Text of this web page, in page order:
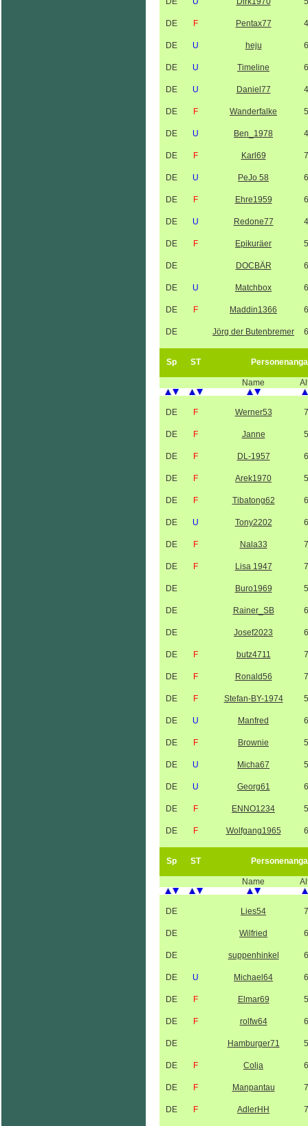
DE F Pentax77
DE U heju
DE U Timeline
DE U Daniel77
DE F Wanderfalke
DE U Ben_1978
DE F Karl69
DE U PeJo 58
DE F Ehre1959
DE U Redone77
DE F Epikuräer
DE DOCBÄR
DE U Matchbox
DE F Maddin1366
DE Jörg der Butenbremer
Sp ST
Name
DE F Werner53
DE F Janne
DE F DL-1957
DE F Arek1970
DE F Tibatong62
DE U Tony2202
DE F Nala33
DE F Lisa 1947
DE Buro1969
DE Rainer_SB
DE Josef2023
DE F butz4711
DE F Ronald56
DE F Stefan-BY-1974
DE U Manfred
DE F Brownie
DE U Micha67
DE U Georg61
DE F ENNO1234
DE F Wolfgang1965
Sp ST
Name
DE Lies54
DE Wilfried
DE suppenhinkel
DE U Michael64
DE F Elmar69
DE F rolfw64
DE Hamburger71
DE F Colja
DE F Manpantau
DE F AdlerHH